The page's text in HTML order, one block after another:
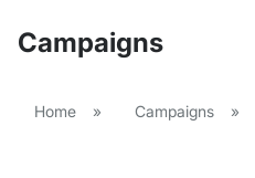
Campaigns
Home » Campaigns »